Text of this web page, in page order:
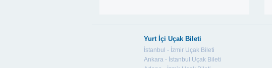
Yurt İçi Uçak Bileti
İstanbul - İzmir Uçak Bileti
Ankara - İstanbul Uçak Bileti